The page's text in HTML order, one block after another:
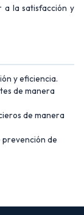
a la satisfacción y
y eficiencia.
de manera
de manera
prevención de